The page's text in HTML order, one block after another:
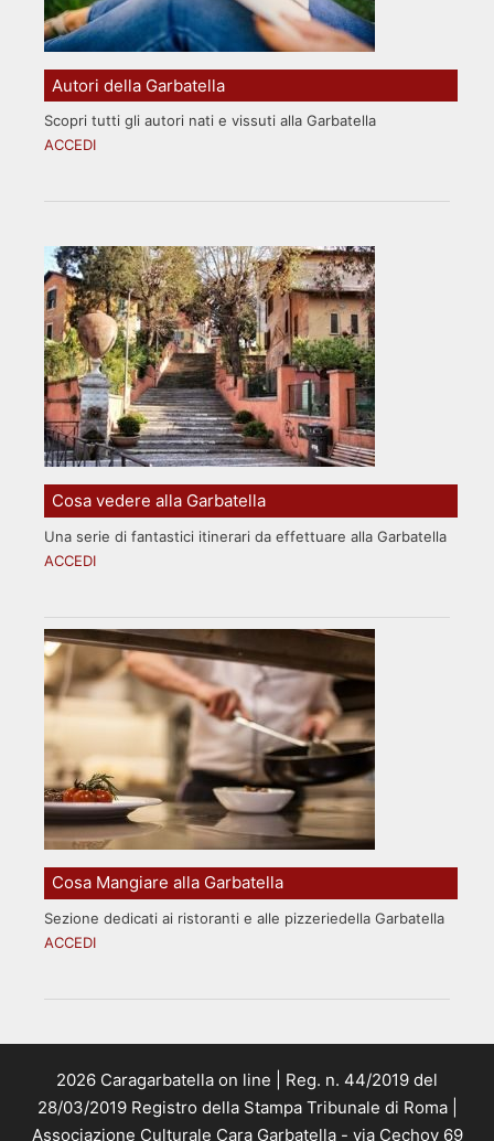
Autori della Garbatella
Scopri tutti gli autori nati e vissuti alla Garbatella
ACCEDI
Cosa vedere alla Garbatella
Una serie di fantastici itinerari da effettuare alla Garbatella
ACCEDI
Cosa Mangiare alla Garbatella
Sezione dedicati ai ristoranti e alle pizzeriedella Garbatella
ACCEDI
2026 Caragarbatella on line | Reg. n. 44/2019 del
28/03/2019 Registro della Stampa Tribunale di Roma |
Associazione Culturale Cara Garbatella - via Cechov 69